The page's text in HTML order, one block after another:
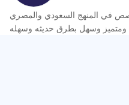
في المنهج السعودي والمصري
ومتميز وسهل بطرق حديثه وسهله